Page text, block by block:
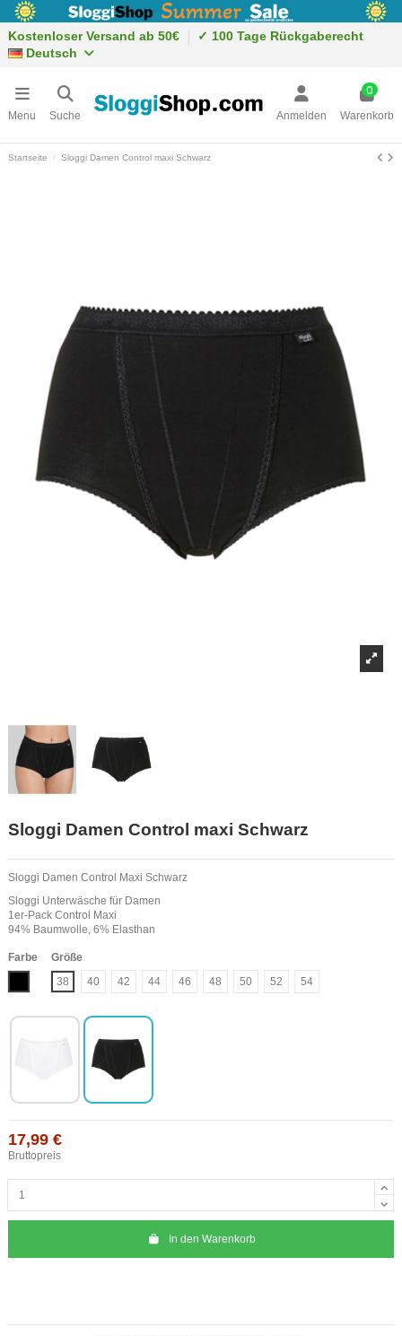
Kostenloser Versand ab 50€
✓ 100 Tage Rückgaberecht
Deutsch
Menu Suche Anmelden
0
Warenkorb
Startseite Sloggi Damen Control maxi Schwarz
Sloggi Damen Control maxi Schwarz
Sloggi Damen Control Maxi Schwarz
Sloggi Unterwäsche für Damen
1er-Pack Control Maxi
94% Baumwolle, 6% Elasthan
Farbe
Schwarz
Größe
38
40 42 44 46 48 50 52 54
17,99 €
Bruttopreis
In den Warenkorb